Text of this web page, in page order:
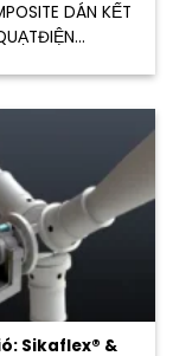
DÁN KẾT
Sikaflex® &